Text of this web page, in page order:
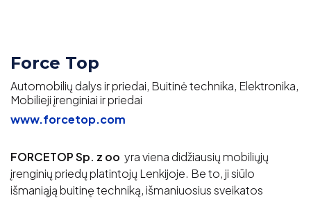
Force Top
Automobilių dalys ir priedai, Buitinė technika, Elektronika,
Mobilieji įrenginiai ir priedai
www.forcetop.com
FORCETOP Sp. z oo yra viena didžiausių mobiliųjų
įrenginių priedų platintojų Lenkijoje. Be to, ji siūlo
išmaniąją buitinę techniką, išmaniuosius sveikatos